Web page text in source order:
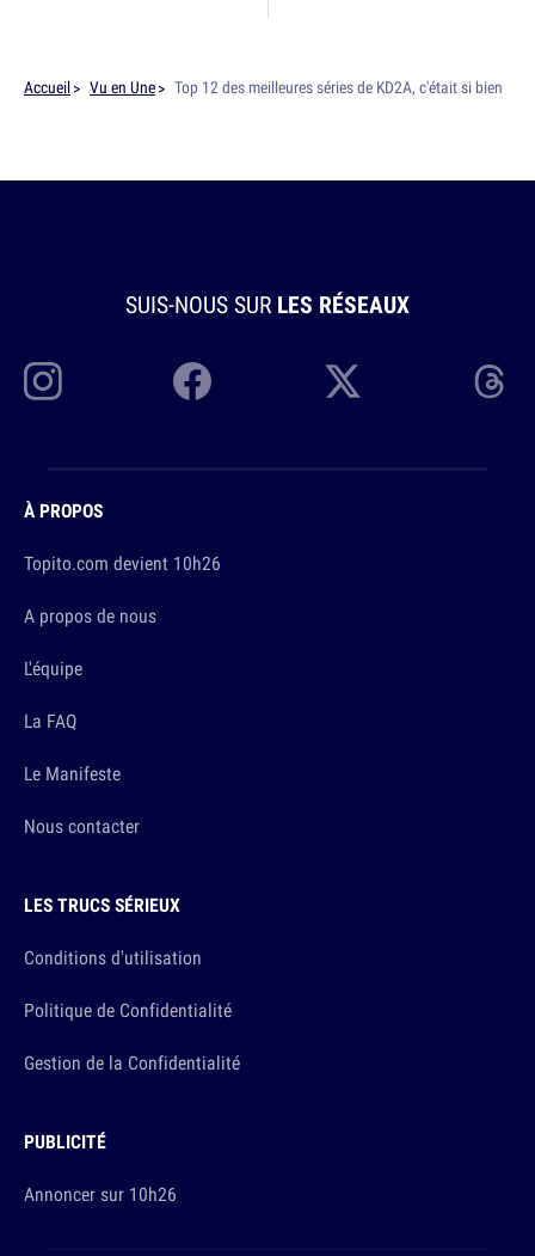
Accueil Vu en Une Top 12 des meilleures séries de KD2A, c'était si bien
SUIS-NOUS SUR LES RÉSEAUX
À PROPOS
Topito.com devient 10h26
A propos de nous
L'équipe
La FAQ
Le Manifeste
Nous contacter
LES TRUCS SÉRIEUX
Conditions d'utilisation
Politique de Confidentialité
Gestion de la Confidentialité
PUBLICITÉ
Annoncer sur 10h26